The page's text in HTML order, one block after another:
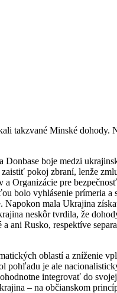
takzvané Minské
boje medzi
pokoj zbraní, lenže
Organizácie pre
bolo vyhlásenie prímeria
mala Ukrajina
neskôr tvrdila, že
Rusko, respektíve
oblastí a zníženie
je ale
integrovať do
– na občianskom